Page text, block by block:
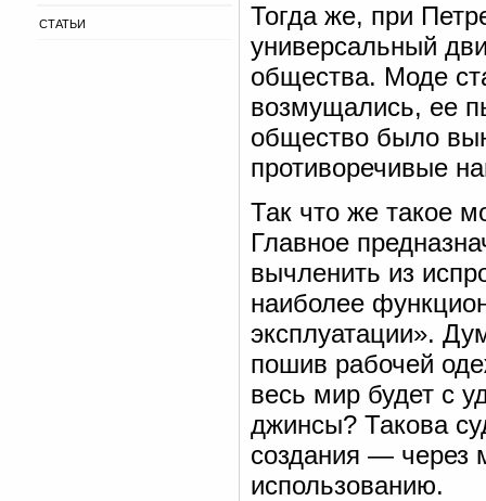
СТАТЬИ
Тогда же, при
универсальный
общества. Моде
возмущались, ее
общество было
противоречивые
Так что же такое
Главное
вычленить из
наиболее
эксплуатации».
пошив рабочей
весь мир будет с
джинсы? Такова
создания — через
использованию.